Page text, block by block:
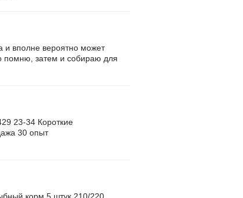
и вполне вероятно может
помню, затем и собираю для
23-34 Короткие
30 опыт